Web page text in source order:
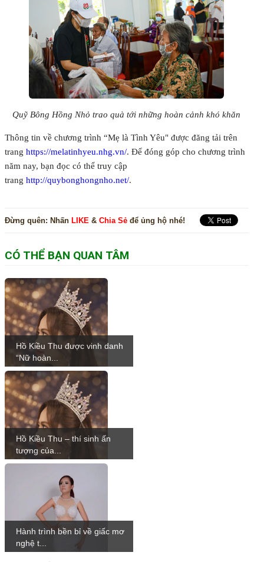
Quỹ Bông Hồng Nhỏ trao quà tới những hoàn cảnh khó khăn
Thông tin về chương trình “Mẹ là Tình Yêu" được đăng tải trên
trang https://melatinhyeu.nhg.vn/. Để đóng góp cho chương trình
năm nay, bạn đọc có thể truy cập
trang http://quybonghongnho.net/.
Đừng quên: Nhấn LIKE & Chia Sẻ để ủng hộ nhé!
CÓ THỂ BẠN QUAN TÂM
Hồ Kiều Thu được vinh danh
“Nữ hoàn...
Hồ Kiều Thu – thí sinh ấn
tượng của...
Hành trình bền bỉ về giấc mơ
nghệ t...